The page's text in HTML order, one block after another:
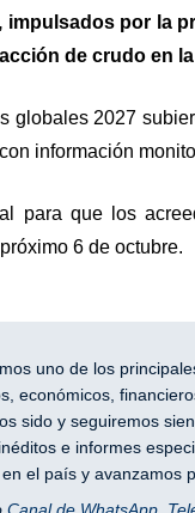
impulsados por la
de crudo en
globales 2027
información
para que los
6 de octubre.
uno de los
económicos,
sido y seguiremos
e informes
el país y avanzamos